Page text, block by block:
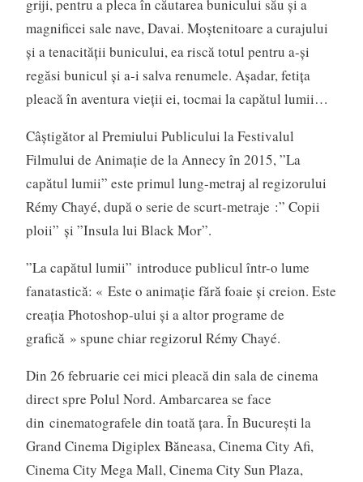
griji, pentru a pleca în căutarea bunicului său și a
magnificei sale nave, Davai. Moștenitoare a curajului
și a tenacității bunicului, ea riscă totul pentru a-și
regăsi bunicul și a-i salva renumele. Așadar, fetița
pleacă în aventura vieții ei, tocmai la capătul lumii…
Câștigător al Premiului Publicului la Festivalul
Filmului de Animație de la Annecy în 2015, ”La
capătul lumii” este primul lung-metraj al regizorului
Rémy Chayé, după o serie de scurt-metraje :” Copii
ploii” și ”Insula lui Black Mor”.
”La capătul lumii” introduce publicul într-o lume
fanatastică: « Este o animație fără foaie și creion. Este
creația Photoshop-ului și a altor programe de
grafică » spune chiar regizorul Rémy Chayé.
Din 26 februarie cei mici pleacă din sala de cinema
direct spre Polul Nord. Ambarcarea se face
din cinematografele din toată țara. În București la
Grand Cinema Digiplex Băneasa, Cinema City Afi,
Cinema City Mega Mall, Cinema City Sun Plaza,